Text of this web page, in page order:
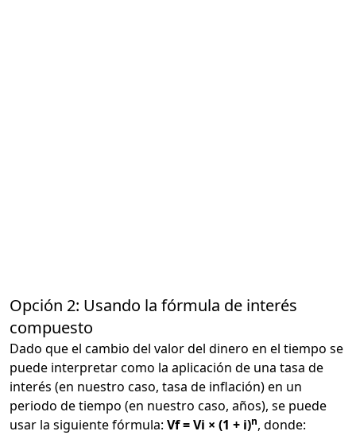
Opción 2: Usando la fórmula de interés
compuesto
Dado que el cambio del valor del dinero en el tiempo se
puede interpretar como la aplicación de una tasa de
interés (en nuestro caso, tasa de inflación) en un
periodo de tiempo (en nuestro caso, años), se puede
usar la siguiente fórmula: Vf = Vi × (1 + i)n, donde: